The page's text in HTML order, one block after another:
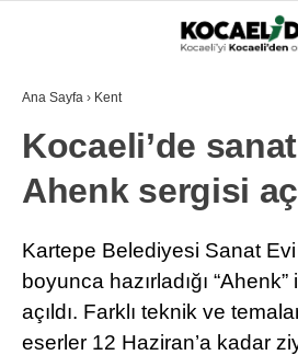
Ana Sayfa › Kent
Kocaeli’de
Ahenk sergisi
Kartepe Belediyesi Sanat Evi
boyunca hazırladığı
açıldı. Farklı teknik ve
eserler 12 Haziran’a kadar